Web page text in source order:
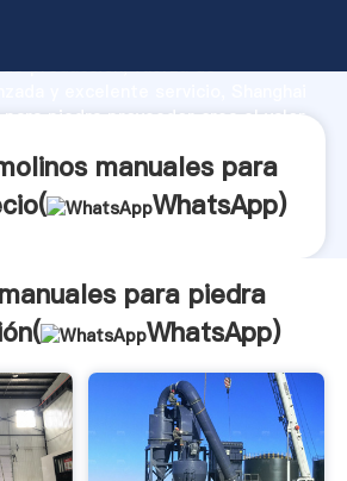
producción, fuerza de
para piedra proveedor crea el valor
manuales para
WhatsApp)
para piedra
WhatsApp)